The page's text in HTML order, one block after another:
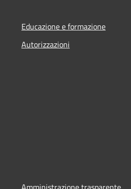
Educazione e formazione
Autorizzazioni